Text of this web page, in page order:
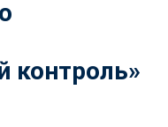
контроль»